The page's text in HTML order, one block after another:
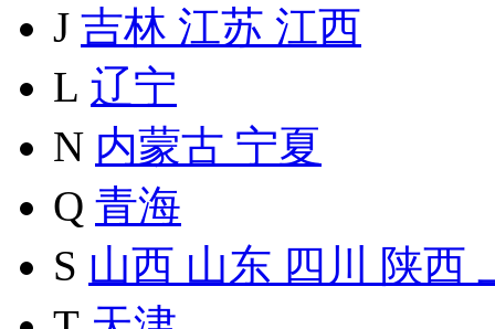
J 吉林 江苏 江西
L 辽宁
N 内蒙古 宁夏
Q 青海
S 山西 山东 四川 陕西